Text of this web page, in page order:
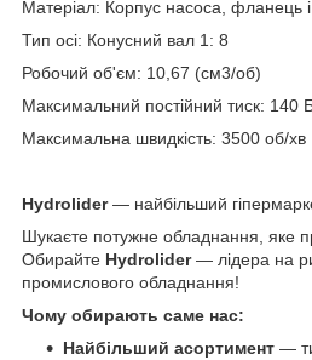
Матеріал: Корпус насоса, фланець
Тип осі: Конусний вал 1: 8
Робочий об'єм: 10,67 (см3/об)
Максимальний постійний тиск: 140
Максимальна швидкість: 3500 об/хв
Hydrolider— найбільший
Шукаєте потужне обладнання, яке
Обирайте Hydrolider— лідера на
промислового обладнання!
Чому обирають саме нас:
Найбільший асортимент —